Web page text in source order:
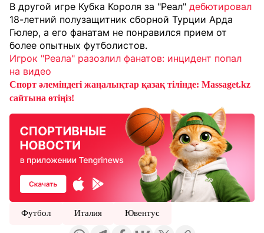
В другой игре Кубка Короля за "Реал" дебютировал
18-летний полузащитник сборной Турции Арда
Гюлер, а его фанатам не понравился прием от
более опытных футболистов.
Игрок "Реала" разозлил фанатов: инцидент попал
на видео
Спорт әлеміндегі жаңалықтар қазақ тілінде: Massaget.kz
сайтына өтіңіз!
Футбол Италия Ювентус